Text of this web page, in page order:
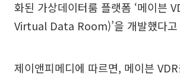
화된 가상데이터룸 플랫폼 ‘메이븐
Virtual Data Room)’을 개발했다고
제이앤피메디에 따르면, 메이븐